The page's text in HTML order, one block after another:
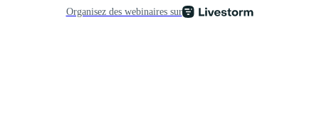
Organisez des webinaires sur